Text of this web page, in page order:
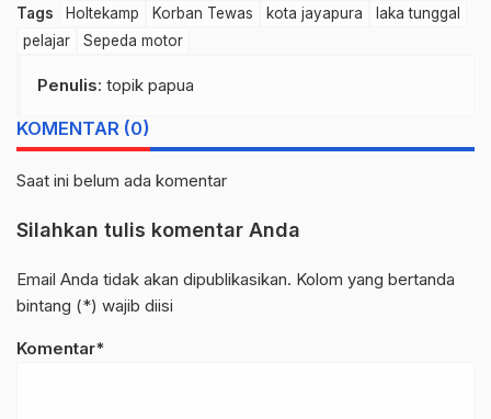
Tags Holtekamp Korban Tewas kota jayapura
laka tunggal
pelajar
Sepeda motor
Penulis: topik papua
KOMENTAR (0)
Saat ini belum ada komentar
Silahkan tulis komentar Anda
Email Anda tidak akan dipublikasikan. Kolom yang bertanda
bintang (*) wajib diisi
Komentar*